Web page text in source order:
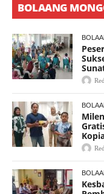
BOLAANG